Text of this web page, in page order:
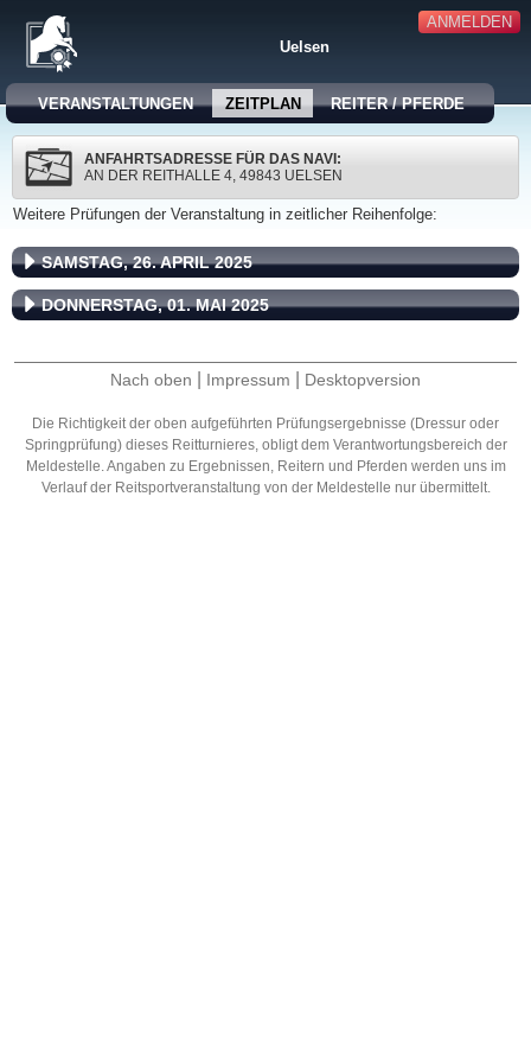
ANMELDEN
Uelsen
VERANSTALTUNGEN ZEITPLAN REITER / PFERDE
ANFAHRTSADRESSE FÜR DAS NAVI:
AN DER REITHALLE 4, 49843 UELSEN
Weitere Prüfungen der Veranstaltung in zeitlicher Reihenfolge:
SAMSTAG, 26. APRIL 2025
DONNERSTAG, 01. MAI 2025
Nach oben Impressum Desktopversion
Die Richtigkeit der oben aufgeführten Prüfungsergebnisse (Dressur oder
Springprüfung) dieses Reitturnieres, obligt dem Verantwortungsbereich der
Meldestelle. Angaben zu Ergebnissen, Reitern und Pferden werden uns im
Verlauf der Reitsportveranstaltung von der Meldestelle nur übermittelt.